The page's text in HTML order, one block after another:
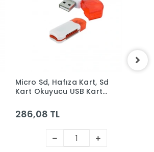
Micro Sd, Hafıza Kart, Sd
Kart Okuyucu USB Kart
286,08 TL